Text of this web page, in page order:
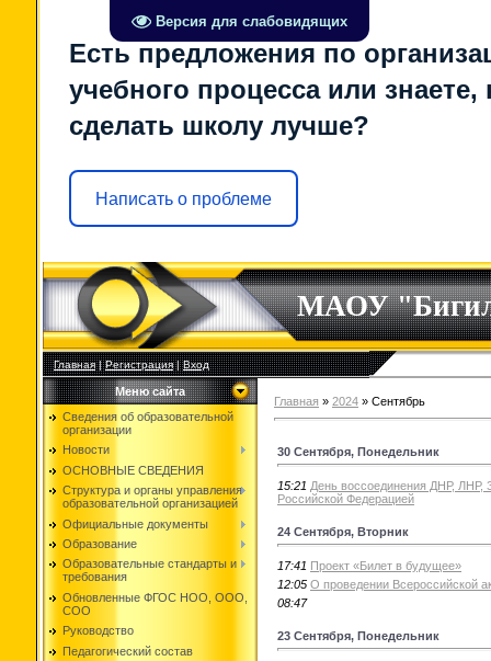
Версия для слабовидящих
Есть предложения по
учебного процесса или знаете,
сделать школу лучше?
Написать о проблеме
МАОУ
Главная|Регистрация|Вход
Меню сайта
Сведения об образовательной
организации
Новости
ОСНОВНЫЕ СВЕДЕНИЯ
Структура и органы управления
образовательной организацией
Официальные документы
Образование
Образовательные стандарты и
требования
Обновленные ФГОС НОО, ООО,
СОО
Руководство
Педагогический состав
Главная » 2024 » Сентябрь
30 Сентября, Понедельник
15:21 День воссоединения ДНР, ЛНР,
Российской Федерацией
24 Сентября, Вторник
17:41 Проект «Билет в будущее»
12:05 О проведении Всероссийской
08:47
23 Сентября, Понедельник